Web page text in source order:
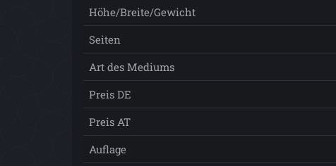
Höhe/Breite/Gewicht
Seiten
Art des Mediums
Preis DE
Preis AT
Auflage